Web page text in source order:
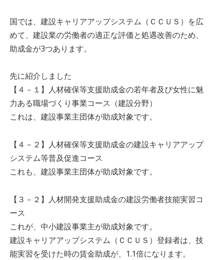
国では、建設キャリアアップシステム（ＣＣＵＳ）を広
めて、建設業の労働者の適正な評価と処遇改善のため、
助成金が3つあります。
先に紹介しました
【４－１】人材確保等支援助成金の若年者及び女性に魅
力ある職場づくり事業コース（建設分野）
これは、建設事業主団体が助成対象です。
【４－２】人材確保等支援助成金の建設キャリアアップ
システム等普及促進コース
これも、建設事業主団体が助成対象です。
【３－２】人材開発支援助成金の建設労働者技能実習コ
ース
これが、中小建設事業主が助成対象です。
建設キャリアアップシステム（ＣＣＵＳ）登録者は、技
能実習を受けた時の賃金助成が、1.1倍になります。